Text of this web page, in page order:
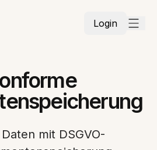
Login
mit DSGVO-